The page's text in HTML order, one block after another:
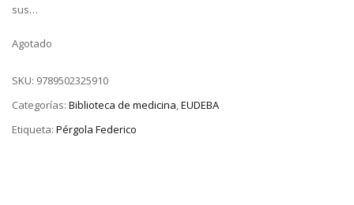
sus…
Agotado
SKU: 9789502325910
Categorías: Biblioteca de medicina,EUDEBA
Etiqueta: Pérgola Federico